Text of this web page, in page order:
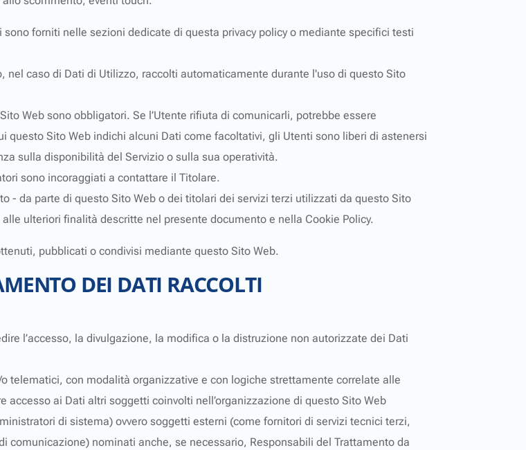
forniti nelle sezioni dedicate di questa privacy policy o mediante specifici testi
nel caso di Dati di Utilizzo, raccolti automaticamente durante l'uso di questo Sito
Web sono obbligatori. Se l’Utente rifiuta di comunicarli, potrebbe essere
questo Sito Web indichi alcuni Dati come facoltativi, gli Utenti sono liberi di astenersi
sulla disponibilità del Servizio o sulla sua operatività.
sono incoraggiati a contattare il Titolare.
- da parte di questo Sito Web o dei titolari dei servizi terzi utilizzati da questo Sito
ulteriori finalità descritte nel presente documento e nella Cookie Policy.
pubblicati o condivisi mediante questo Sito Web.
DEI DATI RACCOLTI
l’accesso, la divulgazione, la modifica o la distruzione non autorizzate dei Dati
telematici, con modalità organizzative e con logiche strettamente correlate alle
ai Dati altri soggetti coinvolti nell’organizzazione di questo Sito Web
di sistema) ovvero soggetti esterni (come fornitori di servizi tecnici terzi,
nominati anche, se necessario, Responsabili del Trattamento da